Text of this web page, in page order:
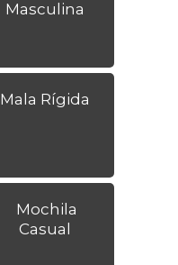
Masculina
Mala Rígida
Mochila
Casual